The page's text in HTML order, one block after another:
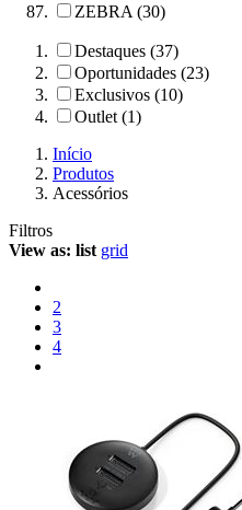
ZEBRA (30)
Destaques (37)
Oportunidades (23)
Exclusivos (10)
Outlet (1)
Início
Produtos
Acessórios
Filtros
View as: list grid
2
3
4